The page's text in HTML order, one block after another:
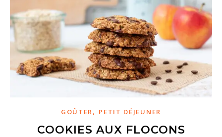
GOÛTER, PETIT DÉJEUNER
COOKIES AUX FLOCONS